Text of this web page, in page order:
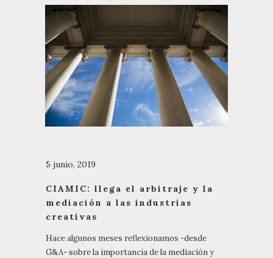
5 junio, 2019
CIAMIC: llega el arbitraje y la
mediación a las industrias
creativas
Hace algunos meses reflexionamos -desde
G&A- sobre la importancia de la mediación y